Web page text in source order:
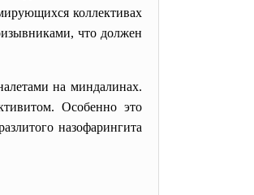
коллективах
что должен
на миндалинах.
Особенно это
назофарингита